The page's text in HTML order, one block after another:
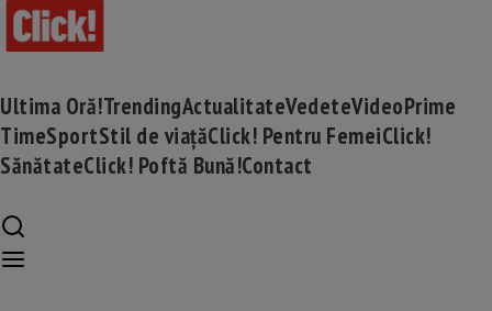
Ultima Oră!TrendingActualitateVedeteVideoPrime
TimeSportStil de viațăClick! Pentru FemeiClick!
SănătateClick! Poftă Bună!Contact